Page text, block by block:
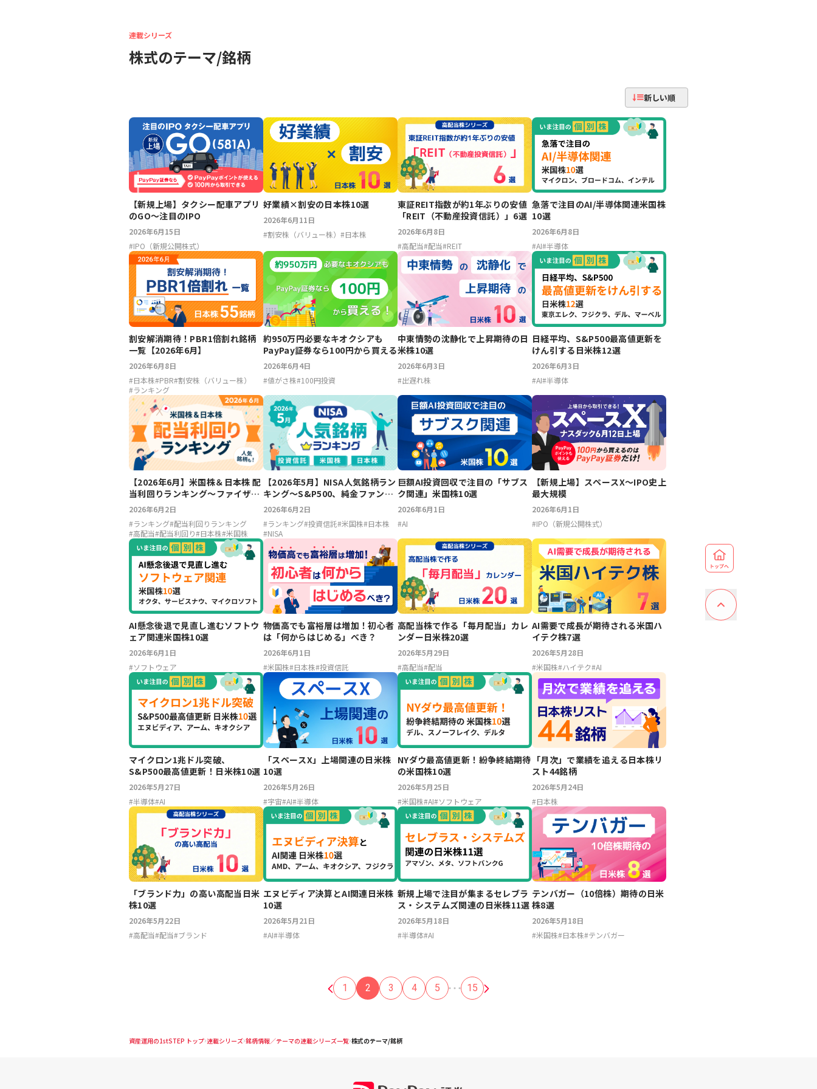
連載シリーズ
株式のテーマ/銘柄
新しい順
【新規上場】タクシー配車アプリ
のGO～注目のIPO
2026年6月15日
#IPO（新規公開株式）
好業績×割安の日本株10選
2026年6月11日
#割安株（バリュー株） #日本株
東証REIT指数が約1年ぶりの安値
「REIT（不動産投資信託）」6選
2026年6月8日
#高配当#配当#REIT
急落で注目のAI/半導体関連米国株
10選
2026年6月8日
#AI#半導体
割安解消期待！PBR1倍割れ銘柄
一覧【2026年6月】
2026年6月8日
#日本株#PBR#割安株（バリュー株）
#ランキング
約950万円必要なキオクシアも
PayPay証券なら100円から買える
2026年6月4日
#値がさ株#100円投資
中東情勢の沈静化で上昇期待の日
米株10選
2026年6月3日
#出遅れ株
日経平均、S&P500最高値更新を
けん引する日米株12選
2026年6月3日
#AI#半導体
【2026年6月】米国株＆日本株 配
当利回りランキング～ファイザー
6.71％、アルトリア6.23％、
LIXIL5.37％、ホンダ5.04％
2026年6月2日
#ランキング#配当利回りランキング
#高配当#配当利回り#日本株#米国株
【2026年5月】NISA人気銘柄ラン
キング～S&P500、純金ファン
ド、エヌビディア、キオクシア
2026年6月2日
#ランキング#投資信託#米国株#日本株
#NISA
巨額AI投資回収で注目の「サブス
ク関連」米国株10選
2026年6月1日
#AI
【新規上場】スペースX～IPO史上
最大規模
2026年6月1日
#IPO（新規公開株式）
AI懸念後退で見直し進むソフトウ
ェア関連米国株10選
2026年6月1日
#ソフトウェア
物価高でも富裕層は増加！初心者
は「何からはじめる」べき？
2026年6月1日
#米国株#日本株#投資信託
高配当株で作る「毎月配当」カレ
ンダー日米株20選
2026年5月29日
#高配当#配当
AI需要で成長が期待される米国ハ
イテク株7選
2026年5月28日
#米国株#ハイテク#AI
マイクロン1兆ドル突破、
S&P500最高値更新！日米株10選
2026年5月27日
#半導体#AI
「スペースX」上場関連の日米株
10選
2026年5月26日
#宇宙#AI#半導体
NYダウ最高値更新！紛争終結期待
の米国株10選
2026年5月25日
#米国株#AI#ソフトウェア
「月次」で業績を追える日本株リ
スト44銘柄
2026年5月24日
#日本株
「ブランド力」の高い高配当日米
株10選
2026年5月22日
#高配当#配当#ブランド
エヌビディア決算とAI関連日米株
10選
2026年5月21日
#AI#半導体
新規上場で注目が集まるセレブラ
ス・システムズ関連の日米株11選
2026年5月18日
#半導体#AI
テンバガー（10倍株）期待の日米
株8選
2026年5月18日
#米国株#日本株#テンバガー
1 2 3 4 5 15
資産運用の1stSTEP トップ 連載シリーズ 銘柄情報／テーマの連載シリーズ一覧 株式のテーマ/銘柄